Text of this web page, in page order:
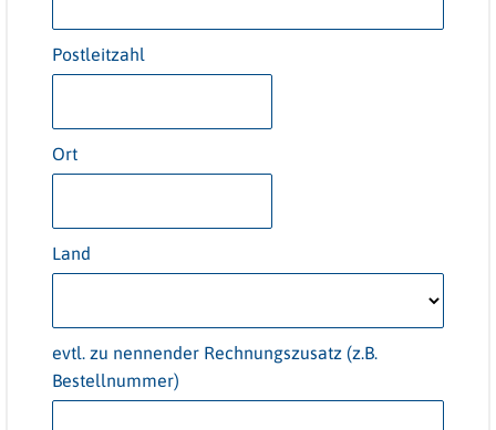
Postleitzahl
Ort
Land
evtl. zu nennender Rechnungszusatz (z.B.
Bestellnummer)